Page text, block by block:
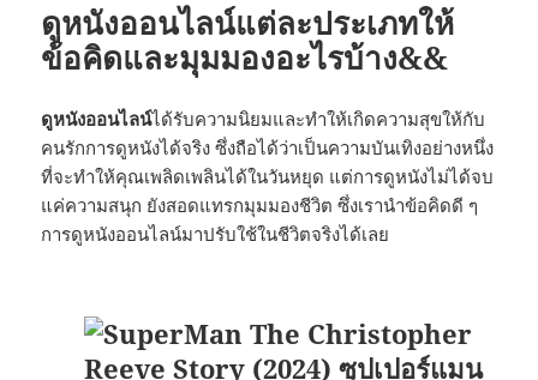
ดูหนังออนไลน์แต่ละประเภทให้
ข้อคิดและมุมมองอะไรบ้าง&&
ดูหนังออนไลน์ได้รับความนิยมและทำให้เกิดความสุขให้กับ
คนรักการดูหนังได้จริง ซึ่งถือได้ว่าเป็นความบันเทิงอย่างหนึ่ง
ที่จะทำให้คุณเพลิดเพลินได้ในวันหยุด แต่การดูหนังไม่ได้จบ
แค่ความสนุก ยังสอดแทรกมุมมองชีวิต ซึ่งเรานำข้อคิดดี ๆ
การดูหนังออนไลน์มาปรับใช้ในชีวิตจริงได้เลย